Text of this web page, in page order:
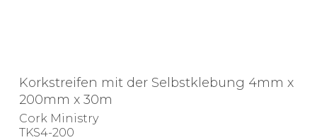
Korkstreifen mit der Selbstklebung 4mm x
200mm x 30m
Cork Ministry
TKS4-200